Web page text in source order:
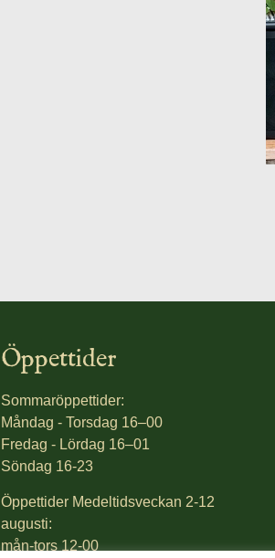
Öppettider
Sommaröppettider:
Måndag - Torsdag 16–00
Fredag - Lördag 16–01
Söndag 16-23
Öppettider Medeltidsveckan 2-12
augusti:
mån-tors 12-00